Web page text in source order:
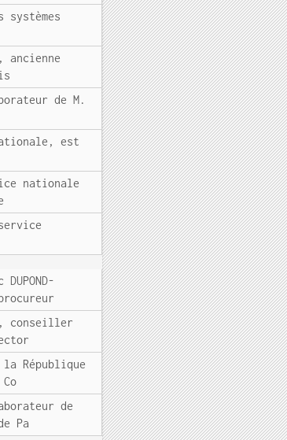
ancienne
de M.
est
nationale
conseiller
République
de
Pa